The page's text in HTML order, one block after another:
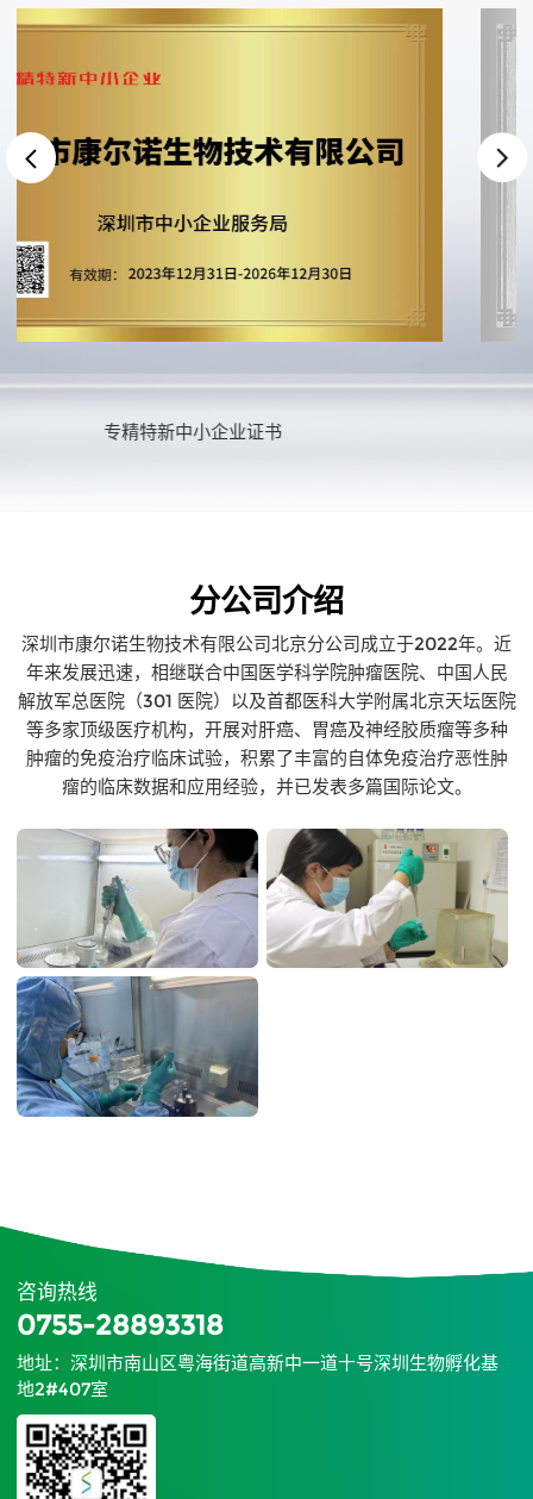
创新型中小企业证书
分公司介绍
深圳市康尔诺生物技术有限公司北京分公司成立于2022年。近
年来发展迅速，相继联合中国医学科学院肿瘤医院、中国人民
解放军总医院（301 医院）以及首都医科大学附属北京天坛医院
等多家顶级医疗机构，开展对肝癌、胃癌及神经胶质瘤等多种
肿瘤的免疫治疗临床试验，积累了丰富的自体免疫治疗恶性肿
瘤的临床数据和应用经验，并已发表多篇国际论文。
咨询热线
0755-28893318
地址：深圳市南山区粤海街道高新中一道十号深圳生物孵化基
地2#407室